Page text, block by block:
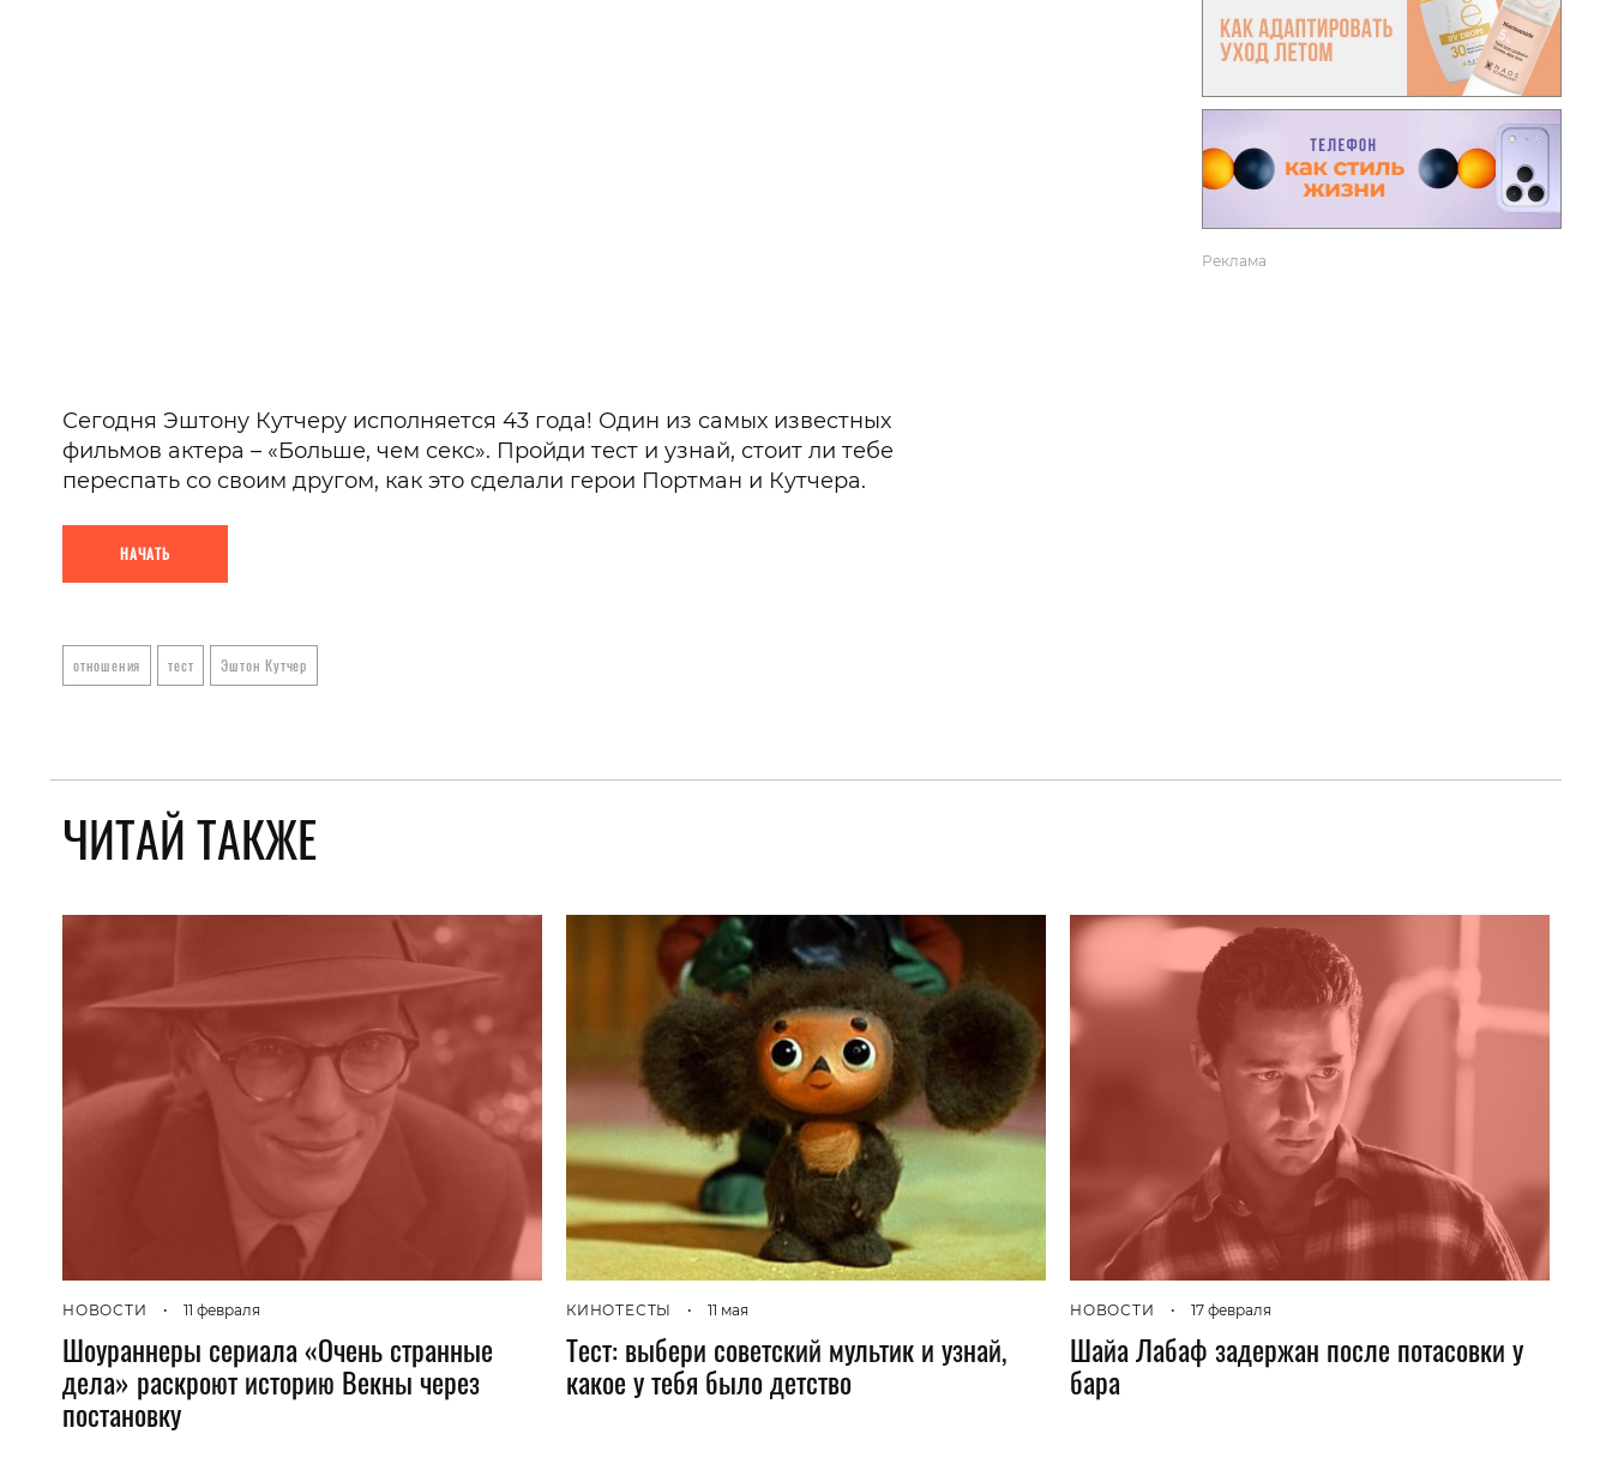
Сегодня Эштону Кутчеру исполняется 43 года! Один из самых известных
фильмов актера – «Больше, чем секс». Пройди тест и узнай, стоит ли тебе
переспать со своим другом, как это сделали герои Портман и Кутчера.
НАЧАТЬ
отношения тест Эштон Кутчер
Реклама
ЧИТАЙ ТАКЖЕ
НОВОСТИ • 11 февраля
Шоураннеры сериала «Очень странные
дела» раскроют историю Векны через
постановку
КИНОТЕСТЫ • 11 мая
Тест: выбери советский мультик и узнай,
какое у тебя было детство
НОВОСТИ • 17 февраля
Шайа Лабаф задержан после потасовки у
бара